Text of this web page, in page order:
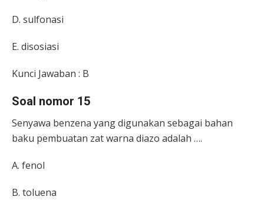
D. sulfonasi
E. disosiasi
Kunci Jawaban : B
Soal nomor 15
Senyawa benzena yang digunakan sebagai bahan
baku pembuatan zat warna diazo adalah ….
A. fenol
B. toluena